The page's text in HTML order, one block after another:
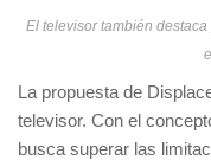
El televisor también
La propuesta de
televisor. Con el
busca superar las